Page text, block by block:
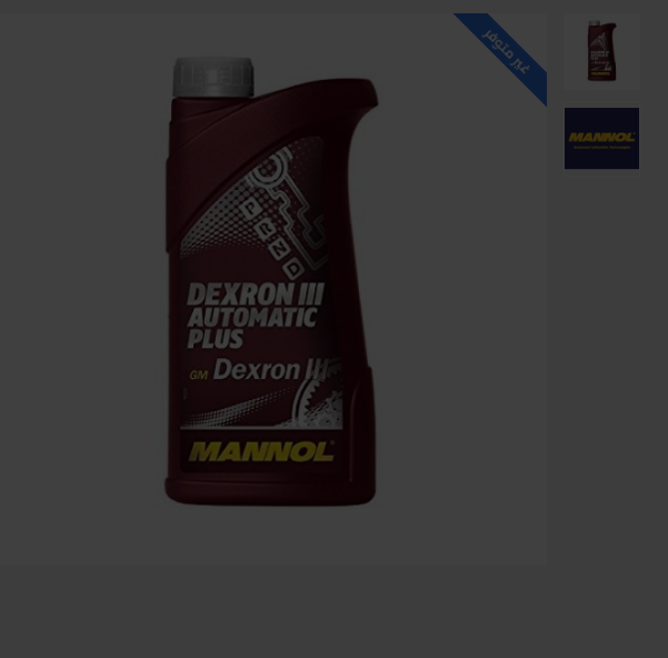
غير متوفر